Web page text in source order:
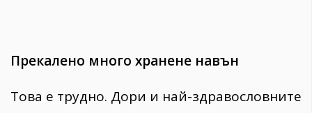
Прекалено много хранене навън
Това е трудно. Дори и най-здравословните